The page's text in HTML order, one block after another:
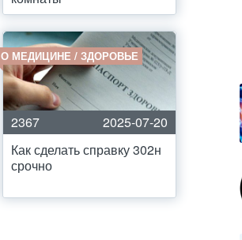
О МЕДИЦИНЕ / ЗДОРОВЬЕ
2367
2025-07-20
Как сделать справку 302н
срочно